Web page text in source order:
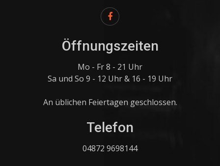
Öffnungszeiten
Mo - Fr 8 - 21 Uhr
Sa und So 9 - 12 Uhr & 16 - 19 Uhr
An üblichen Feiertagen geschlossen.
Telefon
04872 9698144